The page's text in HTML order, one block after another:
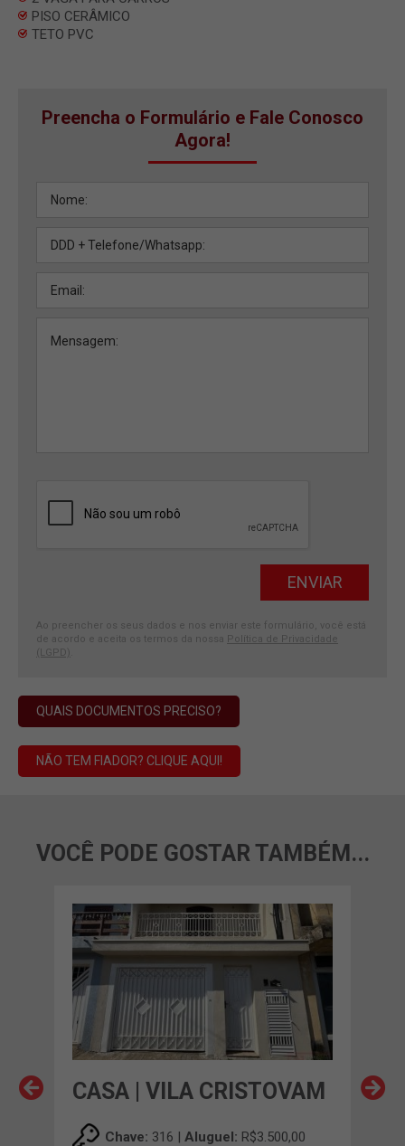
PISO CERÂMICO
TETO PVC
Preencha o Formulário e Fale Conosco
Agora!
Ao preencher os seus dados e nos enviar este formulário, você está
de acordo e aceita os termos da nossa Política de Privacidade
(LGPD)
QUAIS DOCUMENTOS PRECISO?
NÃO TEM FIADOR? CLIQUE AQUI!
VOCÊ PODE GOSTAR TAMBÉM...
CASA | VILA CRISTOVAM
Chave: 316 | Aluguel: R$3.500,00